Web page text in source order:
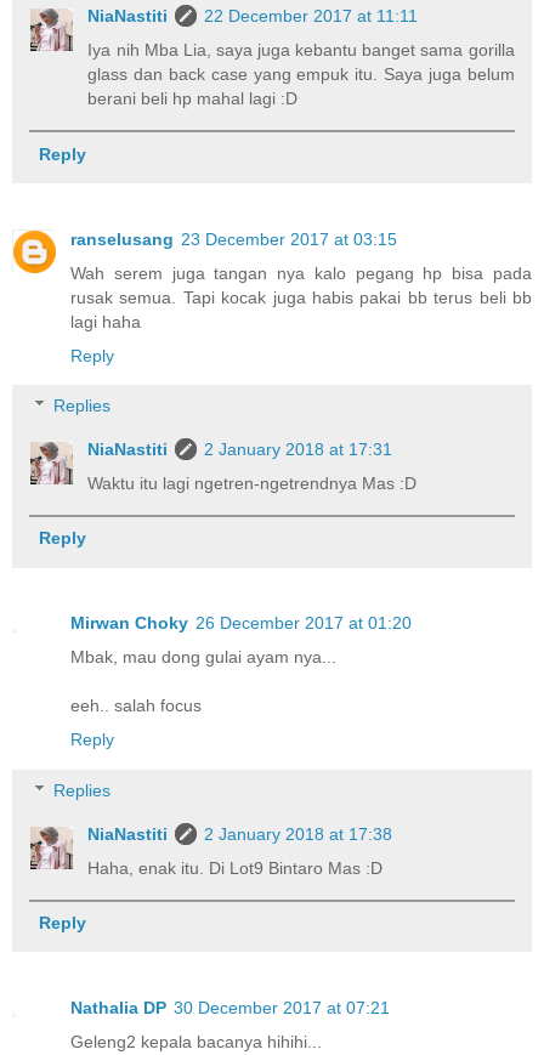
NiaNastiti
22 December 2017 at 11:11
Iya nih Mba Lia, saya juga kebantu banget sama gorilla
glass dan back case yang empuk itu. Saya juga belum
berani beli hp mahal lagi :D
Reply
ranselusang 23 December 2017 at 03:15
Wah serem juga tangan nya kalo pegang hp bisa pada
rusak semua. Tapi kocak juga habis pakai bb terus beli bb
lagi haha
Reply
Replies
NiaNastiti
2 January 2018 at 17:31
Waktu itu lagi ngetren-ngetrendnya Mas :D
Reply
Mirwan Choky 26 December 2017 at 01:20
Mbak, mau dong gulai ayam nya...
eeh.. salah focus
Reply
Replies
NiaNastiti
2 January 2018 at 17:38
Haha, enak itu. Di Lot9 Bintaro Mas :D
Reply
Nathalia DP 30 December 2017 at 07:21
Geleng2 kepala bacanya hihihi...